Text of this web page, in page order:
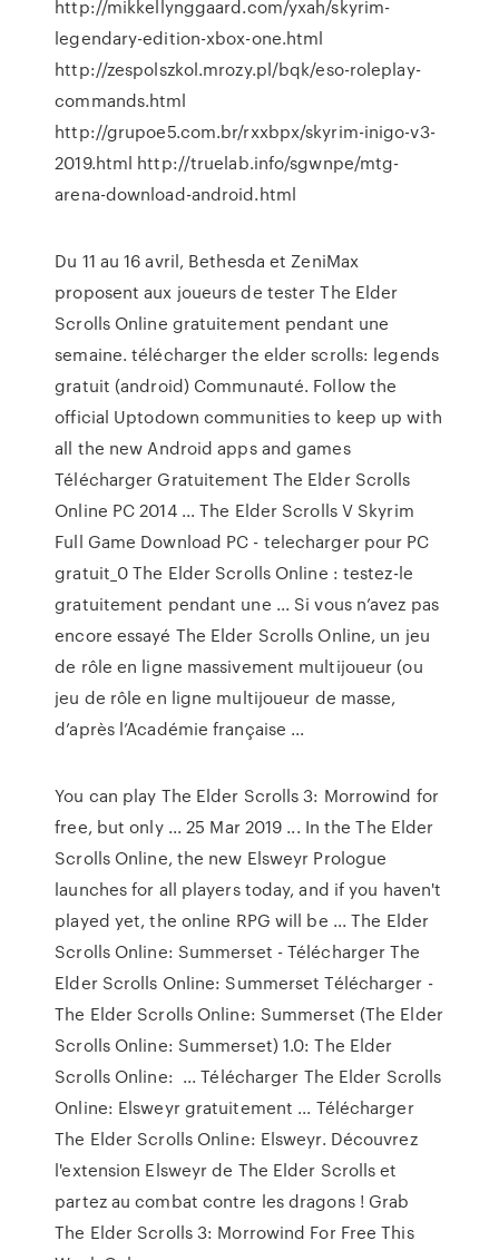
http://mikkellynggaard.com/yxah/skyrim-
legendary-edition-xbox-one.html
http://zespolszkol.mrozy.pl/bqk/eso-roleplay-
commands.html
http://grupoe5.com.br/rxxbpx/skyrim-inigo-v3-
2019.html http://truelab.info/sgwnpe/mtg-
arena-download-android.html
Du 11 au 16 avril, Bethesda et ZeniMax
proposent aux joueurs de tester The Elder
Scrolls Online gratuitement pendant une
semaine. télécharger the elder scrolls: legends
gratuit (android) Communauté. Follow the
official Uptodown communities to keep up with
all the new Android apps and games
Télécharger Gratuitement The Elder Scrolls
Online PC 2014 ... The Elder Scrolls V Skyrim
Full Game Download PC - telecharger pour PC
gratuit_0 The Elder Scrolls Online : testez-le
gratuitement pendant une ... Si vous n’avez pas
encore essayé The Elder Scrolls Online, un jeu
de rôle en ligne massivement multijoueur (ou
jeu de rôle en ligne multijoueur de masse,
d’après l’Académie française ...
You can play The Elder Scrolls 3: Morrowind for
free, but only ... 25 Mar 2019 ... In the The Elder
Scrolls Online, the new Elsweyr Prologue
launches for all players today, and if you haven't
played yet, the online RPG will be ... The Elder
Scrolls Online: Summerset - Télécharger The
Elder Scrolls Online: Summerset Télécharger -
The Elder Scrolls Online: Summerset (The Elder
Scrolls Online: Summerset) 1.0: The Elder
Scrolls Online: ... Télécharger The Elder Scrolls
Online: Elsweyr gratuitement ... Télécharger
The Elder Scrolls Online: Elsweyr. Découvrez
l'extension Elsweyr de The Elder Scrolls et
partez au combat contre les dragons ! Grab
The Elder Scrolls 3: Morrowind For Free This